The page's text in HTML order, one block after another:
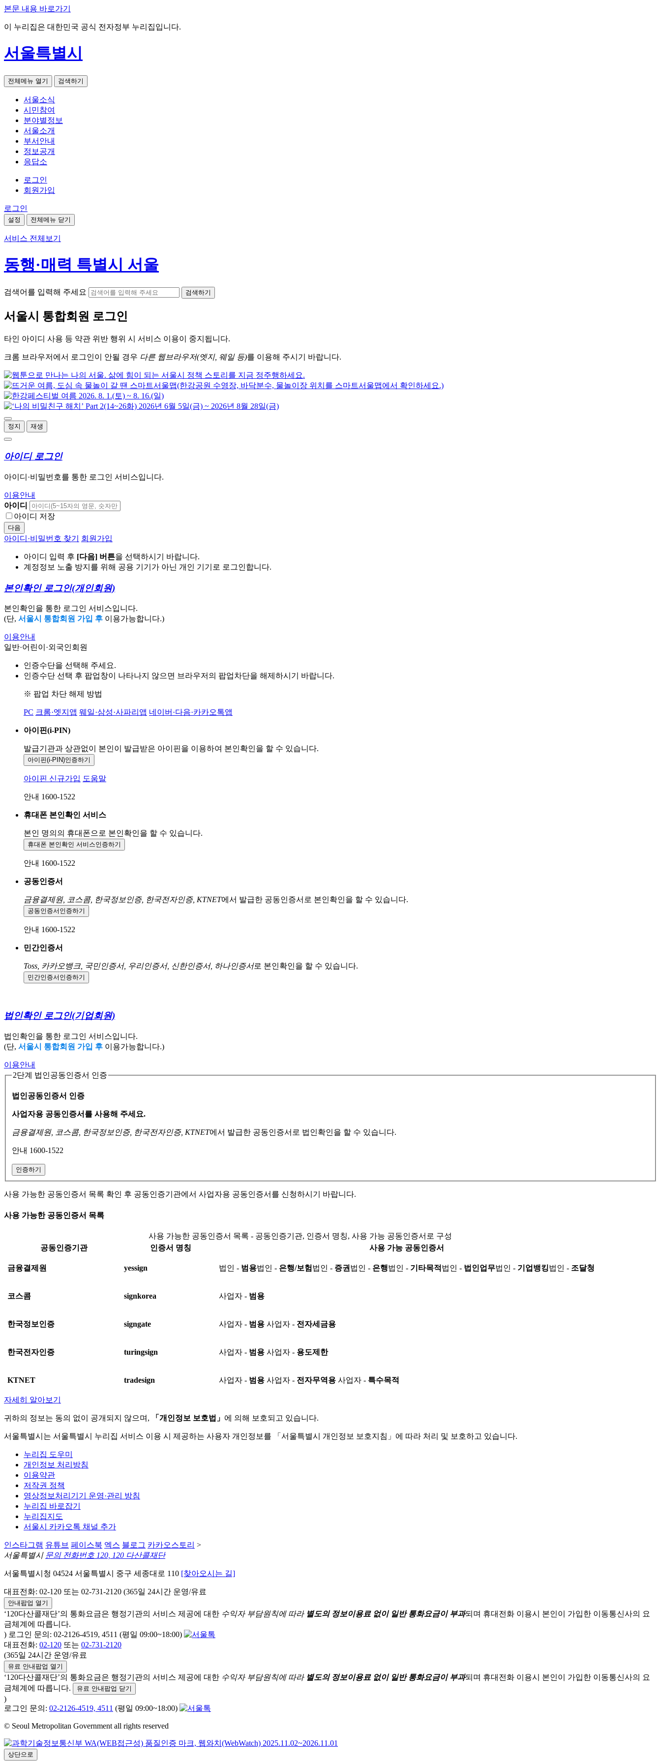
본문 내용 바로가기
이 누리집은 대한민국 공식 전자정부 누리집입니다.
서울특별시
전체메뉴 열기 검색하기
서울소식
시민참여
분야별정보
서울소개
부서안내
정보공개
응답소
로그인
회원가입
로그인
설정 전체메뉴 닫기
서비스 전체보기
동행·매력 특별시 서울
검색어를 입력해 주세요 검색하기
서울시 통합회원 로그인
타인 아이디 사용 등 약관 위반 행위 시 서비스 이용이 중지됩니다.
크롬 브라우저에서 로그인이 안될 경우 다른 웹브라우저(엣지, 웨일 등)를 이용해 주시기 바랍니다.
정지 재생
아이디 로그인
아이디·비밀번호를 통한 로그인 서비스입니다.
이용안내
아이디
아이디 저장
다음
아이디·비밀번호 찾기 회원가입
아이디 입력 후 [다음] 버튼을 선택하시기 바랍니다.
계정정보 노출 방지를 위해 공용 기기가 아닌 개인 기기로 로그인합니다.
본인확인 로그인(개인회원)
본인확인을 통한 로그인 서비스입니다.
(단, 서울시 통합회원 가입 후 이용가능합니다.)
이용안내
일반·어린이·외국인회원
인증수단을 선택해 주세요.
인증수단 선택 후 팝업창이 나타나지 않으면 브라우저의 팝업차단을 해제하시기 바랍니다.
※ 팝업 차단 해제 방법
PC 크롬·엣지앱 웨일·삼성·사파리앱 네이버·다음·카카오톡앱
아이핀(i-PIN)
발급기관과 상관없이 본인이 발급받은 아이핀을 이용하여 본인확인을 할 수 있습니다.
아이핀(i-PIN)인증하기
아이핀 신규가입 도움말
안내 1600-1522
휴대폰 본인확인 서비스
본인 명의의 휴대폰으로 본인확인을 할 수 있습니다.
휴대폰 본인확인 서비스인증하기
안내 1600-1522
공동인증서
금융결제원, 코스콤, 한국정보인증, 한국전자인증, KTNET에서 발급한 공동인증서로 본인확인을 할 수 있습니다.
공동인증서 인증하기
안내 1600-1522
민간인증서
Toss, 카카오뱅크, 국민인증서, 우리인증서, 신한인증서, 하나인증서로 본인확인을 할 수 있습니다.
민간인증서 인증하기
법인확인 로그인(기업회원)
법인확인을 통한 로그인 서비스입니다.
(단, 서울시 통합회원 가입 후 이용가능합니다.)
이용안내
2단계 법인공동인증서 인증
법인공동인증서 인증
사업자용 공동인증서를 사용해 주세요.
금융결제원, 코스콤, 한국정보인증, 한국전자인증, KTNET에서 발급한 공동인증서로 법인확인을 할 수 있습니다.
안내 1600-1522
인증하기
사용 가능한 공동인증서 목록 확인 후 공동인증기관에서 사업자용 공동인증서를 신청하시기 바랍니다.
사용 가능한 공동인증서 목록
사용 가능한 공동인증서 목록 - 공동인증기관, 인증서 명칭, 사용 가능 공동인증서로 구성
공동인증기관
인증서 명칭 사용 가능 공동인증서
금융결제원 yessign 법인 - 범용법인 - 은행/보험 법인 - 증권 법인 - 은행법인 - 기타목적 법인 - 법인업무법인 - 기업뱅킹법인 - 조달청
코스콤 signkorea 사업자 - 범용
한국정보인증 signgate 사업자 - 범용 사업자 - 전자세금용
한국전자인증 turingsign 사업자 - 범용 사업자 - 용도제한
KTNET tradesign 사업자 - 범용 사업자 - 전자무역용 사업자 - 특수목적
자세히 알아보기
귀하의 정보는 동의 없이 공개되지 않으며, 「개인정보 보호법」 에 의해 보호되고 있습니다.
서울특별시는 서울특별시 누리집 서비스 이용 시 제공하는 사용자 개인정보를 「서울특별시 개인정보 보호지침」에 따라 처리 및 보호하고 있습니다.
누리집 도우미
개인정보 처리방침
이용약관
저작권 정책
영상정보처리기기 운영·관리 방침
누리집 바로잡기
누리집지도
서울시 카카오톡 채널 추가
인스타그램 유튜브 페이스북 엑스 블로그 카카오스토리 >
서울특별시 문의 전화번호 120, 120 다산콜재단
서울특별시청 04524 서울특별시 중구 세종대로 110 [찾아오시는 길]
대표전화: 02-120 또는 02-731-2120 (365일 24시간 운영/유료
안내팝업 열기
‘120다산콜재단’의 통화요금은 행정기관의 서비스 제공에 대한 수익자 부담원칙에 따라 별도의 정보이용료 없이 일반 통화요금이 부과되며 휴대전화 이용시 본인이 가입한 이동통신사의 요
금체계에 따릅니다.
) 로그인 문의: 02-2126-4519, 4511 (평일 09:00~18:00)
대표전화: 02-120 또는 02-731-2120
(365일 24시간 운영/유료
유료 안내팝업 열기
‘120다산콜재단’의 통화요금은 행정기관의 서비스 제공에 대한 수익자 부담원칙에 따라 별도의 정보이용료 없이 일반 통화요금이 부과되며 휴대전화 이용시 본인이 가입한 이동통신사의 요
금체계에 따릅니다.
유료 안내팝업 닫기
)
로그인 문의: 02-2126-4519, 4511 (평일 09:00~18:00)
© Seoul Metropolitan Government all rights reserved
상단으로